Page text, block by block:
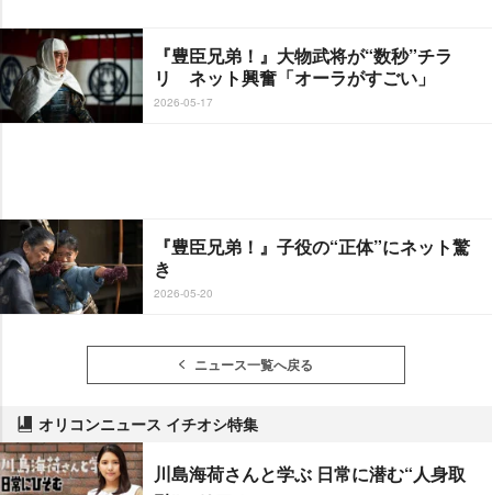
『豊臣兄弟！』大物武将が“数秒”チラ
リ ネット興奮「オーラがすごい」
2026-05-17
『豊臣兄弟！』子役の“正体”にネット驚
き
2026-05-20
ニュース一覧へ戻る
オリコンニュース イチオシ特集
川島海荷さんと学ぶ 日常に潜む“人身取